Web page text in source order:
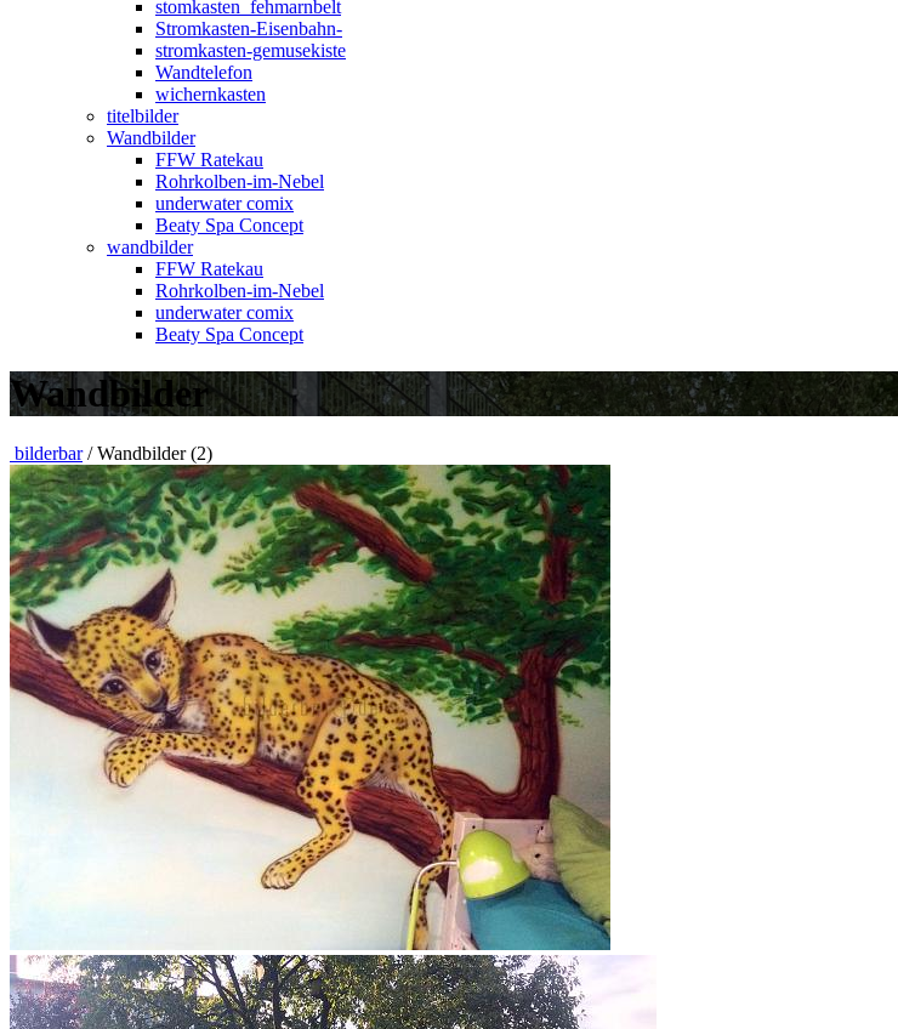
stomkasten_fehmarnbelt
Stromkasten-Eisenbahn-
stromkasten-gemusekiste
Wandtelefon
wichernkasten
titelbilder
Wandbilder
FFW Ratekau
Rohrkolben-im-Nebel
underwater comix
Beaty Spa Concept
wandbilder
FFW Ratekau
Rohrkolben-im-Nebel
underwater comix
Beaty Spa Concept
Wandbilder
bilderbar/ Wandbilder (2)